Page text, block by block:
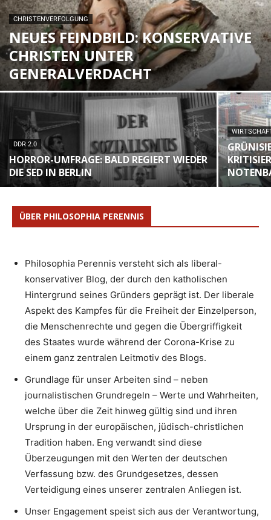
CHRISTENVERFOLGUNG
NEUES FEINDBILD: KONSERVATIVE
CHRISTEN UNTER
GENERALVERDACHT
DDR 2.0
HORROR-UMFRAGE: BALD REGIERT WIEDER
DIE SED IN BERLIN
ÜBER PHILOSOPHIA PERENNIS
Philosophia Perennis versteht sich als liberal-
konservativer Blog, der durch den katholischen
Hintergrund seines Gründers geprägt ist. Der liberale
Aspekt des Kampfes für die Freiheit der Einzelperson,
die Menschenrechte und gegen die Übergriffigkeit
des Staates wurde während der Corona-Krise zu
einem ganz zentralen Leitmotiv des Blogs.
Grundlage für unser Arbeiten sind – neben
journalistischen Grundregeln – Werte und Wahrheiten,
welche über die Zeit hinweg gültig sind und ihren
Ursprung in der europäischen, jüdisch-christlichen
Tradition haben. Eng verwandt sind diese
Überzeugungen mit den Werten der deutschen
Verfassung bzw. des Grundgesetzes, dessen
Verteidigung eines unserer zentralen Anliegen ist.
Unser Engagement speist sich aus der Verantwortung,